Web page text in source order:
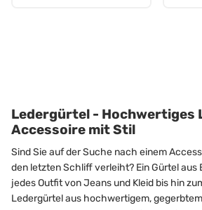
Ledergürtel - Hochwertiges
Accessoire mit Stil
Sind Sie auf der Suche nach einem
den letzten Schliff verleiht? Ein Gürtel aus
jedes Outfit von Jeans und Kleid bis hin
Ledergürtel aus hochwertigem,